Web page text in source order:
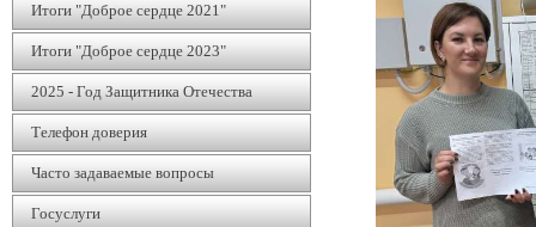
Итоги "Доброе сердце 2021"
Итоги "Доброе сердце 2023"
2025 - Год Защитника Отечества
Телефон доверия
Часто задаваемые вопросы
Госуслуги